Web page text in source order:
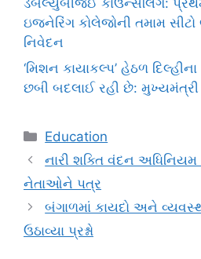
ઇજનેરિંગ કોલેજોની તમામ
નિવેદન
‘મિશન કાયાકલ્પ’ હેઠળ
છબી બદલાઈ રહી છે: મુખ્યમંત્રી
Categories
Education
નારી શક્તિ વંદન અધિનિયમ
નેતાઓને પત્ર
બંગાળમાં કાયદો અને
ઉઠાવ્યા પ્રશ્નો